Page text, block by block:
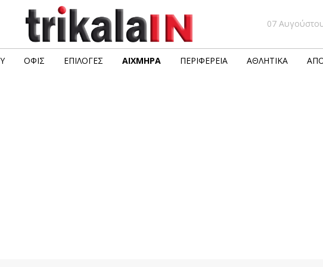
07
ΟΦΙΣ ΕΠΙΛΟΓΈΣ ΑΙΧΜΗΡΆ ΠΕΡΙΦΈΡΕΙΑ ΑΘΛΗΤΙΚΆ